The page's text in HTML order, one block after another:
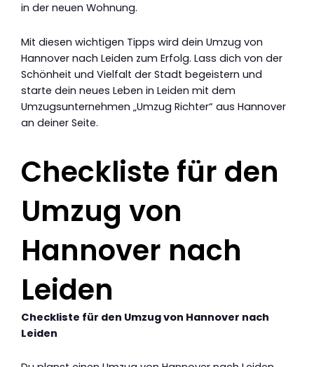
in der neuen Wohnung.
Mit diesen wichtigen Tipps wird dein Umzug von
Hannover nach Leiden zum Erfolg. Lass dich von der
Schönheit und Vielfalt der Stadt begeistern und
starte dein neues Leben in Leiden mit dem
Umzugsunternehmen „Umzug Richter“ aus Hannover
an deiner Seite.
Checkliste für den
Umzug von
Hannover nach
Leiden
Checkliste für den Umzug von Hannover nach
Leiden